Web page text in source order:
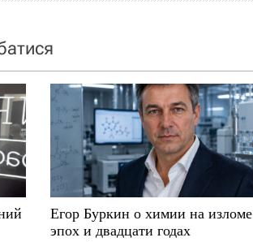
Егор Буркин о химии на изломе
эпох и двадцати годах